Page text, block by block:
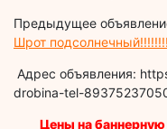
Предыдущее
Шрот
Адрес объявления:
drobina-tel-
Цены на